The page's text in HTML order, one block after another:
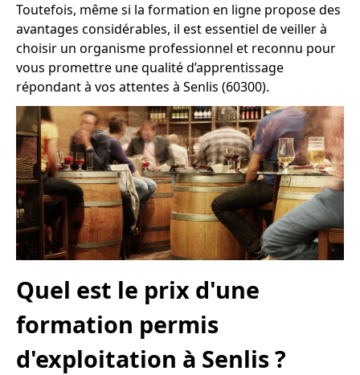
Toutefois, même si la formation en ligne propose des
avantages considérables, il est essentiel de veiller à
choisir un organisme professionnel et reconnu pour
vous promettre une qualité d’apprentissage
répondant à vos attentes à Senlis (60300).
Quel est le prix d'une
formation permis
d'exploitation à Senlis ?